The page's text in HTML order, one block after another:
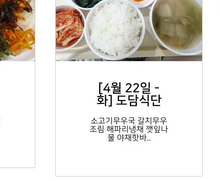
[4월 22일 -
화] 도담식단
소고기무우국 갈치무우
조림 해파리냉채 깻잎나
물 야채핫바..